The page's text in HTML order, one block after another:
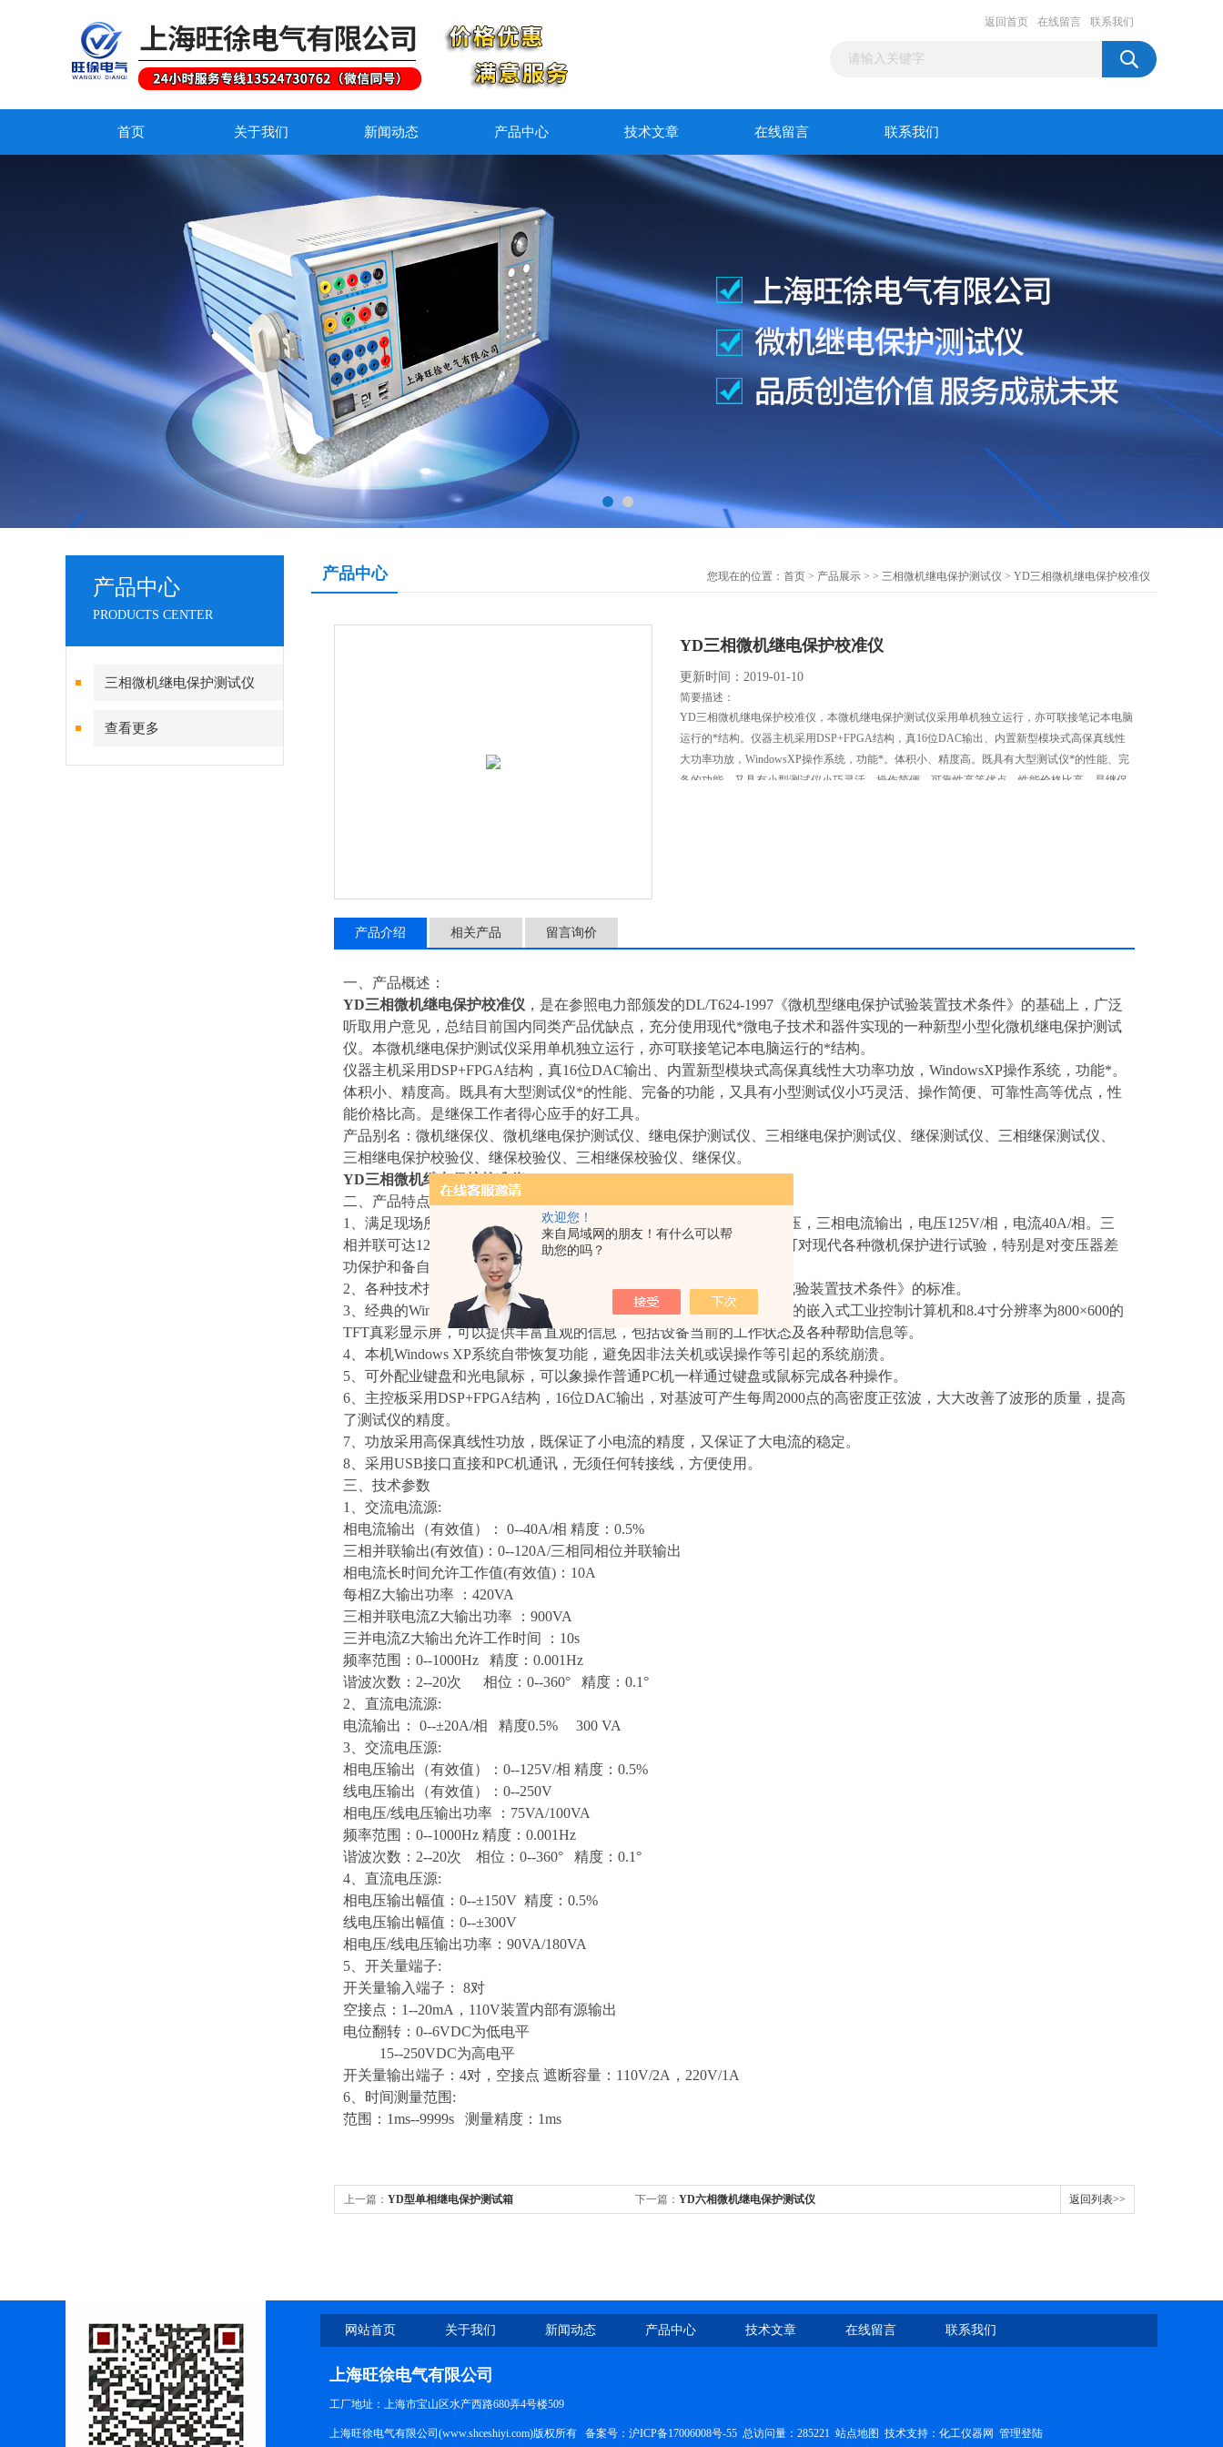
欢迎您！
来自局域网的朋友！有什么可以帮
助您的吗？
返回首页 在线留言 联系我们
首页 关于我们 新闻动态 产品中心 技术文章 在线留言 联系我们
产品中心
PRODUCTS CENTER
三相微机继电保护测试仪
查看更多
产品中心 您现在的位置： 首页 > 产品展示 > > 三相微机继电保护测试仪 > YD三相微机继电保护校准仪
YD三相微机继电保护校准仪
更新时间：2019-01-10
简要描述：
YD三相微机继电保护校准仪，本微机继电保护测试仪采用单机独立运行，亦可联接笔记本电脑
运行的*结构。仪器主机采用DSP+FPGA结构，真16位DAC输出、内置新型模块式高保真线性
大功率功放，WindowsXP操作系统，功能*。体积小、精度高。既具有大型测试仪*的性能、完
备的功能，又具有小型测试仪小巧灵活、操作简便、可靠性高等优点，性能价格比高。是继保
产品介绍 相关产品 留言询价
一、产品概述：
YD三相微机继电保护校准仪 ，是在参照电力部颁发的DL/T624-1997《微机型继电保护试验装置技术条件》的基础上，广泛
听取用户意见，总结目前国内同类产品优缺点，充分使用现代*微电子技术和器件实现的一种新型小型化微机继电保护测试
仪。本微机继电保护测试仪采用单机独立运行，亦可联接笔记本电脑运行的*结构。
仪器主机采用DSP+FPGA结构，真16位DAC输出、内置新型模块式高保真线性大功率功放，WindowsXP操作系统，功能*。
体积小、精度高。既具有大型测试仪*的性能、完备的功能，又具有小型测试仪小巧灵活、操作简便、可靠性高等优点，性
能价格比高。是继保工作者得心应手的好工具。
产品别名：微机继保仪、微机继电保护测试仪、继电保护测试仪、三相继电保护测试仪、继保测试仪、三相继保测试仪、
三相继电保护校验仪、继保校验仪、三相继保校验仪、继保仪。
YD三相微机继电保护校准仪
二、产品特点：
1、满足现场所有试验要求。本微机继电保护测试仪具有标准的四相电压，三相电流输出，电压125V/相，电流40A/相。三
相并联可达120A。既可对传统的各种继电器及保护装置进行试验，也可对现代各种微机保护进行试验，特别是对变压器差
功保护和备自投装置，试验更加方便和*。
2、各种技术指标*达到电力部颁发的DL/T624-1997《继电保护微机型试验装置技术条件》的标准。
3、经典的WindowsXP操作界面，人机界面友好，操作简便快捷;高性能的嵌入式工业控制计算机和8.4寸分辨率为800×600的
TFT真彩显示屏，可以提供丰富直观的信息，包括设备当前的工作状态及各种帮助信息等。
4、本机Windows XP系统自带恢复功能，避免因非法关机或误操作等引起的系统崩溃。
5、可外配业键盘和光电鼠标，可以象操作普通PC机一样通过键盘或鼠标完成各种操作。
6、主控板采用DSP+FPGA结构，16位DAC输出，对基波可产生每周2000点的高密度正弦波，大大改善了波形的质量，提高
了测试仪的精度。
7、功放采用高保真线性功放，既保证了小电流的精度，又保证了大电流的稳定。
8、采用USB接口直接和PC机通讯，无须任何转接线，方便使用。
三、技术参数
1、交流电流源:
相电流输出（有效值）： 0--40A/相 精度：0.5%
三相并联输出(有效值)：0--120A/三相同相位并联输出
相电流长时间允许工作值(有效值)：10A
每相Z大输出功率 ：420VA
三相并联电流Z大输出功率 ：900VA
三并电流Z大输出允许工作时间 ：10s
频率范围：0--1000Hz 精度：0.001Hz
谐波次数：2--20次 相位：0--360° 精度：0.1°
2、直流电流源:
电流输出： 0--±20A/相 精度0.5% 300 VA
3、交流电压源:
相电压输出（有效值）：0--125V/相 精度：0.5%
线电压输出（有效值）：0--250V
相电压/线电压输出功率 ：75VA/100VA
频率范围：0--1000Hz 精度：0.001Hz
谐波次数：2--20次 相位：0--360° 精度：0.1°
4、直流电压源:
相电压输出幅值：0--±150V 精度：0.5%
线电压输出幅值：0--±300V
相电压/线电压输出功率：90VA/180VA
5、开关量端子:
开关量输入端子： 8对
空接点：1--20mA，110V装置内部有源输出
电位翻转：0--6VDC为低电平
15--250VDC为高电平
开关量输出端子：4对，空接点 遮断容量：110V/2A，220V/1A
6、时间测量范围:
范围：1ms--9999s 测量精度：1ms
上一篇： YD型单相继电保护测试箱 下一篇： YD六相微机继电保护测试仪 返回列表>>
网站首页 关于我们 新闻动态 产品中心 技术文章 在线留言 联系我们
上海旺徐电气有限公司
工厂地址：上海市宝山区水产西路680弄4号楼509
上海旺徐电气有限公司(www.shceshiyi.com)版权所有 备案号： 沪ICP备17006008号-55 总访问量：285221 站点地图 技术支持： 化工仪器网 管理登陆